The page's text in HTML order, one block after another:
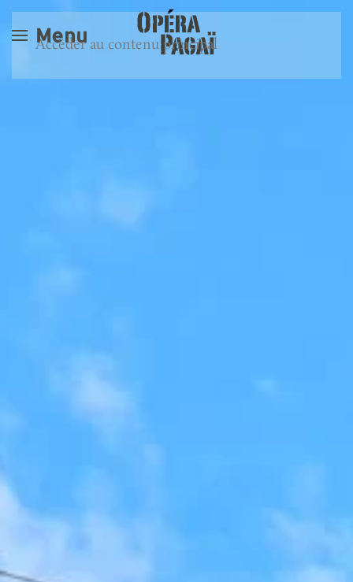
Accéder au contenu principal
Menu